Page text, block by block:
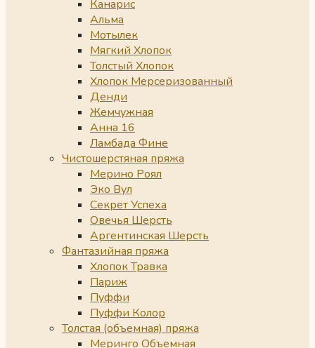
Канарис
Альма
Мотылек
Мягкий Хлопок
Толстый Хлопок
Хлопок Мерсеризованный
Денди
Жемчужная
Анна 16
Ламбада Фине
Чистошерстяная пряжа
Мерино Роял
Эко Вул
Секрет Успеха
Овечья Шерсть
Аргентинская Шерсть
Фантазийная пряжа
Хлопок Травка
Париж
Пуффи
Пуффи Колор
Толстая (объемная) пряжа
Меринго Объемная